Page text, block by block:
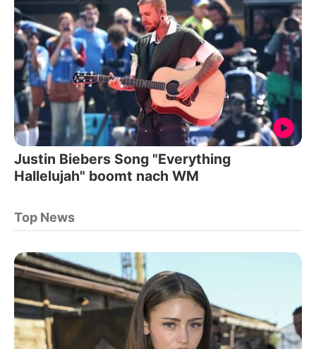
Justin Biebers Song "Everything
Hallelujah" boomt nach WM
Top News